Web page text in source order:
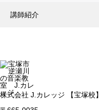
講師紹介
株式会社 J.カレッジ 【宝塚校】